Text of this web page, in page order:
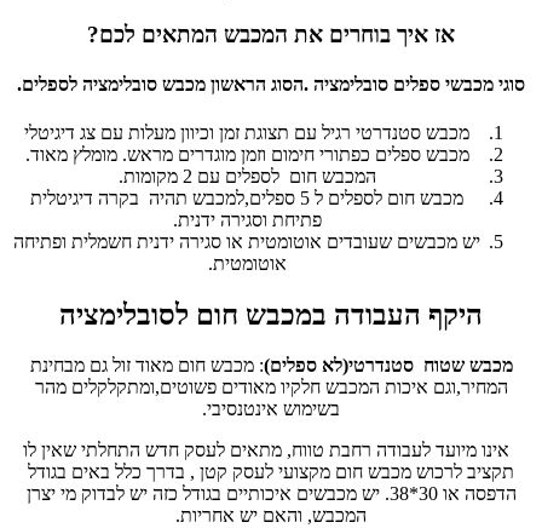
אז איך בוחרים את המכבש המתאים לכם?
סוגי מכבשי ספלים סובלימציה .הסוג הראשון מכבש סובלימציה לספלים.
מכבש סטנדרטי רגיל עם תצוגת זמן וכיוון מעלות עם צג דיגיטלי
מכבש ספלים כפתורי חימום וזמן מוגדרים מראש. מומלץ מאוד.
המכבש חום לספלים עם 2 מקומות.
מכבש חום לספלים ל 5 ספלים,למכבש תהיה בקרה דיגיטלית
פתיחת וסגירה ידנית.
יש מכבשים שעובדים אוטומטית או סגירה ידנית חשמלית ופתיחה
אוטומטית.
היקף העבודה במכבש חום לסובלימציה
מכבש שטוח סטנדרטי(לא ספלים): מכבש חום מאוד זול גם מבחינת
המחיר,וגם איכות המכבש חלקיו מאודים פשוטים,ומתקלקלים מהר
בשימוש אינטנסיבי.
אינו מיועד לעבודה רחבת טווח, מתאים לעסק חדש התחלתי שאין לו
תקציב לרכוש מכבש חום מקצועי לעסק קטן , בדרך כלל באים בגודל
הדפסה או 30*38. יש מכבשים איכותיים בגודל כזה יש לבדוק מי יצרן
המכבש, והאם יש אחריות.